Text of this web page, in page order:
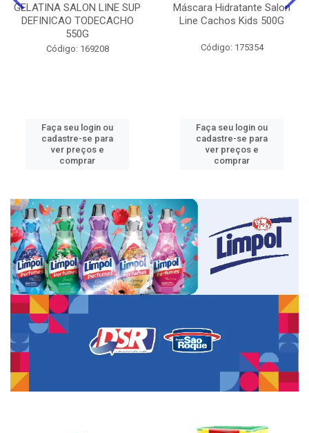
GELATINA SALON LINE SUP
DEFINICAO TODECACHO
550G
Código: 169208
Faça seu login ou
cadastre-se para
ver preços e
comprar
Máscara Hidratante Salon
Line Cachos Kids 500G
Código: 175354
Faça seu login ou
cadastre-se para
ver preços e
comprar